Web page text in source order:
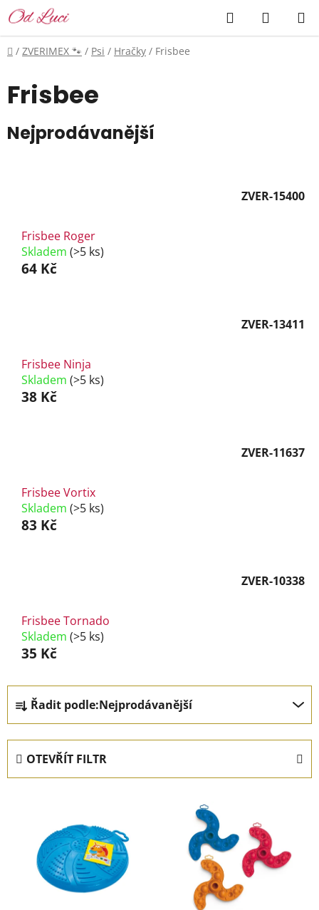
Přejít
na
obsah
Hledat
KOŠÍK
Domů
/ ZVERIMEX 🐾 / Psi / Hračky / Frisbee
Frisbee
Nejprodávanější
ZVER-15400
Frisbee Roger
Skladem (>5 ks)
64 Kč
ZVER-13411
Frisbee Ninja
Skladem (>5 ks)
38 Kč
ZVER-11637
Frisbee Vortix
Skladem (>5 ks)
83 Kč
ZVER-10338
Frisbee Tornado
Skladem (>5 ks)
35 Kč
Ř
a
z
e
n
Řadit podle:Nejprodávanější
OTEVŘÍT FILTR